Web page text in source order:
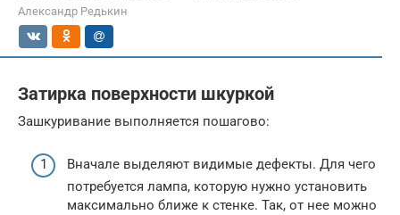
Александр Редькин
Затирка поверхности шкуркой
Зашкуривание выполняется пошагово:
Вначале выделяют видимые дефекты. Для чего
потребуется лампа, которую нужно установить
максимально ближе к стенке. Так, от нее можно